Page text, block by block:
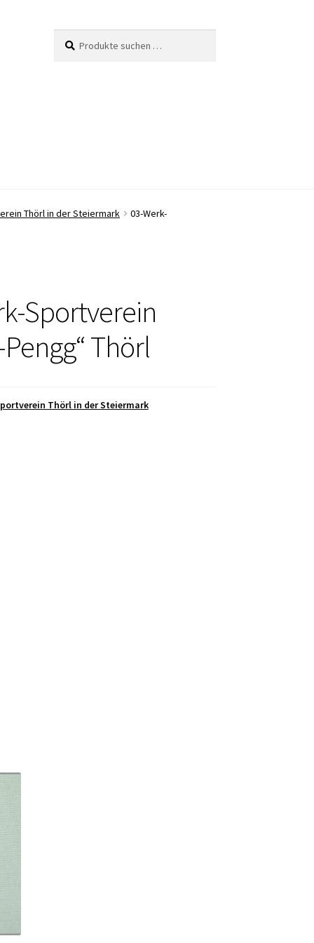
nach:
Thörl in der Steiermark 03-Werk-
Sportverein
Pengg“ Thörl
Thörl in der Steiermark